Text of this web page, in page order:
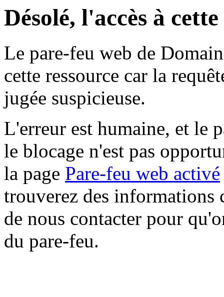
Désolé, l'accès à
Le pare-feu web de
cette ressource car la
jugée suspicieuse.
L'erreur est humaine, et le
le blocage n'est pas
la page Pare-feu web activé
trouverez des informations
de nous contacter pour
du pare-feu.